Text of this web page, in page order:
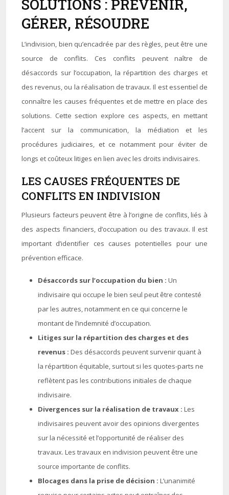
SOLUTIONS : PRÉVENIR,
GÉRER, RÉSOUDRE
L’indivision, bien qu’encadrée par des règles, peut être une
source de conflits. Ces conflits peuvent naître de
désaccords sur l’occupation, la répartition des charges et
des revenus, ou la réalisation de travaux. Il est essentiel de
connaître les causes fréquentes et de mettre en place des
solutions. Cette section explore ces aspects, en mettant
l’accent sur la communication, la médiation et les
procédures judiciaires, et ce notamment pour éviter de
longs et coûteux litiges en lien avec les droits indivisaires.
LES CAUSES FRÉQUENTES DE
CONFLITS EN INDIVISION
Plusieurs facteurs peuvent être à l’origine de conflits, liés à
des aspects financiers, d’occupation ou des travaux. Il est
important d’identifier ces causes potentielles pour une
prévention efficace.
Désaccords sur l’occupation du bien : Un
indivisaire qui occupe le bien seul peut être contesté
par les autres, notamment en ce qui concerne le
montant de l’indemnité d’occupation.
Litiges sur la répartition des charges et des
revenus : Des désaccords peuvent survenir quant à
la répartition équitable, surtout si les quotes-parts ne
reflètent pas les contributions initiales de chaque
indivisaire.
Divergences sur la réalisation de travaux : Les
indivisaires peuvent avoir des opinions divergentes
sur la nécessité et l’opportunité de réaliser des
travaux. Les travaux en indivision peuvent être une
source importante de conflits.
Blocages dans la prise de décision : L’unanimité